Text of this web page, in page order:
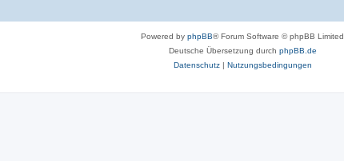
Powered by phpBB® Forum Software © phpBB Limited
Deutsche Übersetzung durch phpBB.de
Datenschutz| Nutzungsbedingungen